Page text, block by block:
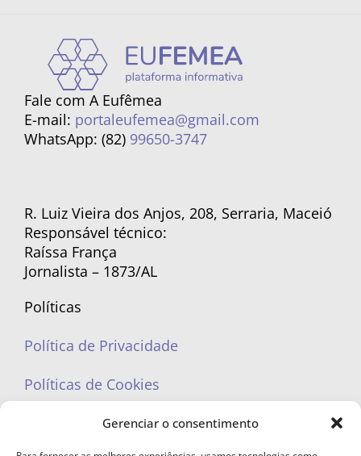
Gerenciar o consentimento
Fale com A Eufêmea
E-mail: portaleufemea@gmail.com
WhatsApp: (82) 99650-3747
R. Luiz Vieira dos Anjos, 208, Serraria, Maceió
Responsável técnico:
Raíssa França
Jornalista – 1873/AL
Políticas
Política de Privacidade
Políticas de Cookies